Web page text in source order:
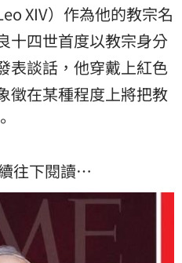
XIV）作為他的教宗名
十四世首度以教宗身分
表談話，他穿戴上紅色
徵在某種程度上將把教
往下閱讀…